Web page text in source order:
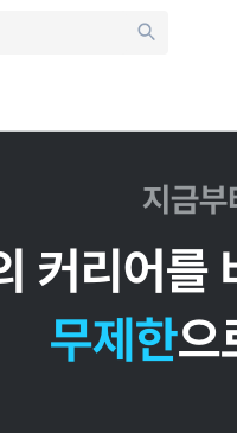
지금
커리어를
무제한으